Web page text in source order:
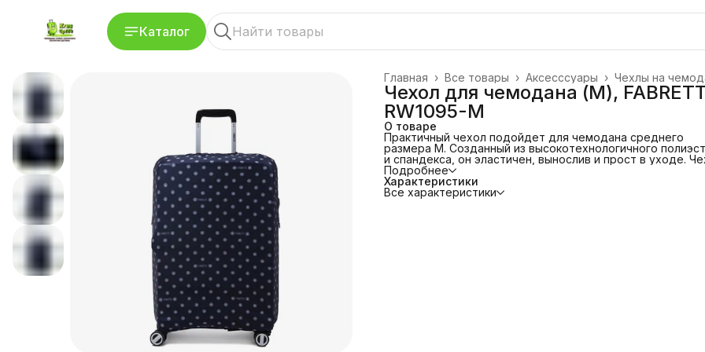
Каталог
Чехлы на
Аксесссуары ›
Все товары ›
Главная ›
Чехол для чемодана (M),
RW1095-M
О товаре
Практичный чехол подойдет для чемодана среднего
размера M. Созданный из высокотехнологичного
и спандекса, он эластичен, вынослив и прост в уходе.
поможет защитить багаж от загрязнений и царапин.
того, сэкономит время и деньги на упаковке чемодана в
багажную пленку в аэропорту. Благодаря оригинальному
дизайну чемодан будет легко найти на багажной ленте в
Подробнее
Характеристики
Все характеристики